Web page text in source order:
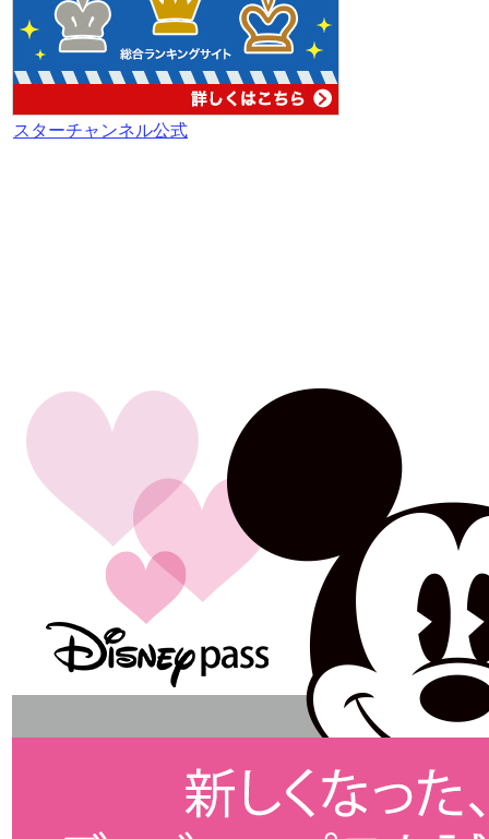
スターチャンネル公式